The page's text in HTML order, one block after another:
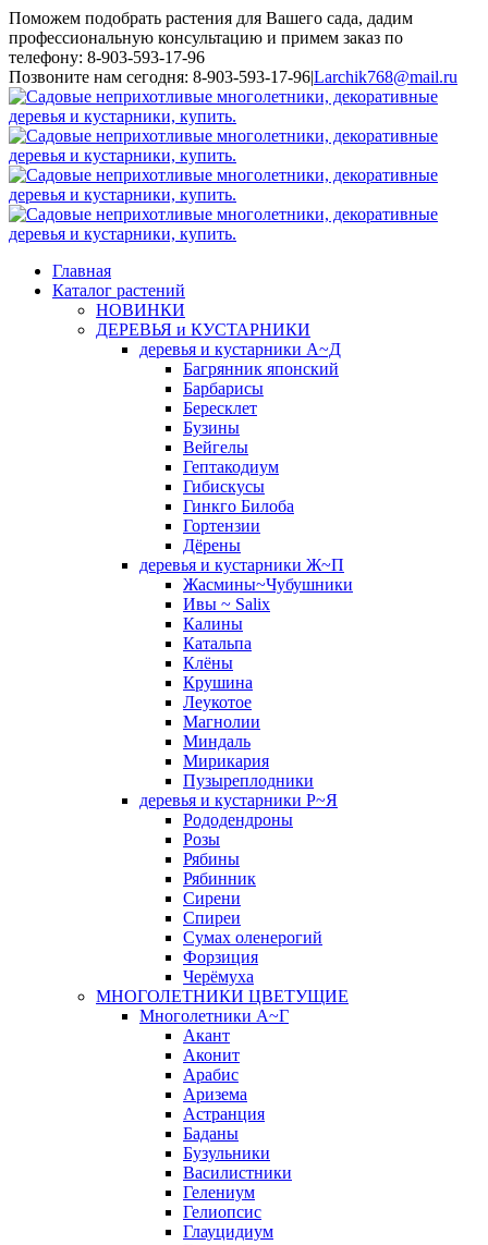
Поможем подобрать растения для Вашего сада, дадим
профессиональную консультацию и примем заказ по
телефону: 8-903-593-17-96
Toggle
SlidingBar
Area
Позвоните нам сегодня: 8-903-593-17-96|Larchik768@mail.ru
Главная
Каталог растений
НОВИНКИ
ДЕРЕВЬЯ и КУСТАРНИКИ
деревья и кустарники А~Д
Багрянник японский
Барбарисы
Бересклет
Бузины
Вейгелы
Гептакодиум
Гибискусы
Гинкго Билоба
Гортензии
Дёрены
деревья и кустарники Ж~П
Жасмины~Чубушники
Ивы ~ Salix
Калины
Катальпа
Клёны
Крушина
Леукотое
Магнолии
Миндаль
Мирикария
Пузыреплодники
деревья и кустарники Р~Я
Рододендроны
Розы
Рябины
Рябинник
Сирени
Спиреи
Сумах оленерогий
Форзиция
Черёмуха
МНОГОЛЕТНИКИ ЦВЕТУЩИЕ
Многолетники А~Г
Акант
Аконит
Арабис
Аризема
Астранция
Баданы
Бузульники
Василистники
Гелениум
Гелиопсис
Глауцидиум